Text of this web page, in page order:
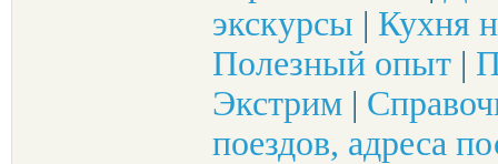
экскурсы | Кухня
Полезный опыт |
Экстрим |
поездов, адреса